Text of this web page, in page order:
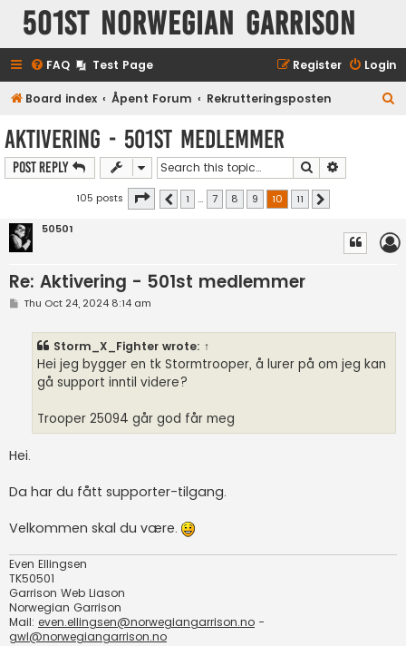
501st Norwegian Garrison
FAQ Test Page Login
Register
Board index Åpent Forum Rekrutteringsposten
Aktivering - 501st medlemmer
Post Reply Search
105 posts Page 10 11
Previous
1 … 7 8 9 10 11
50501
Re: Aktivering - 501st medlemmer
PThu Oct 24, 2024 8:14 am
Storm_X_Fighter wrote: ↑
Hei jeg bygger en tk Stormtrooper, å lurer på om jeg kan
gå support inntil videre?
Trooper 25094 går god får meg
Hei.
Da har du fått supporter-tilgang.
Velkommen skal du være.
Even Ellingsen
TK50501
Garrison Web Liason
Norwegian Garrison
Mail: even.ellingsen@norwegiangarrison.no -
gwl@norwegiangarrison.no